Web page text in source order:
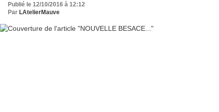
Publié le 12/10/2016 à 12:12
Par LAtelierMauve